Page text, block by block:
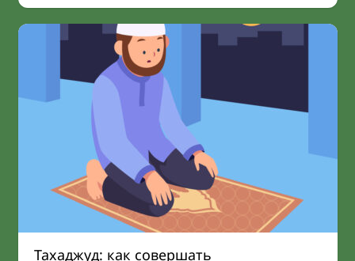
Тахаджуд: как совершать